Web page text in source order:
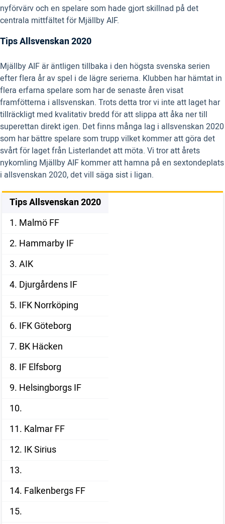
nyförvärv och en spelare som hade gjort skillnad på det
centrala mittfältet för Mjällby AIF.
Tips Allsvenskan 2020
Mjällby AIF är äntligen tillbaka i den högsta svenska serien
efter flera år av spel i de lägre serierna. Klubben har hämtat in
flera erfarna spelare som har de senaste åren visat
framfötterna i allsvenskan. Trots detta tror vi inte att laget har
tillräckligt med kvalitativ bredd för att slippa att åka ner till
superettan direkt igen. Det finns många lag i allsvenskan 2020
som har bättre spelare som trupp vilket kommer att göra det
svårt för laget från Listerlandet att möta. Vi tror att årets
nykomling Mjällby AIF kommer att hamna på en sextondeplats
i allsvenskan 2020, det vill säga sist i ligan.
Tips Allsvenskan 2020
1. Malmö FF
2. Hammarby IF
3. AIK
4. Djurgårdens IF
5. IFK Norrköping
6. IFK Göteborg
7. BK Häcken
8. IF Elfsborg
9. Helsingborgs IF
10.
11. Kalmar FF
12. IK Sirius
13.
14. Falkenbergs FF
15.